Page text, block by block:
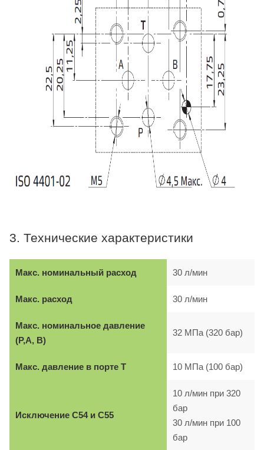
3. Технические характеристики
Макс. номинальный расход 30 л/мин
Макс. расход 30 л/мин
Макс. номинальное давление
(P,A, B)
32 МПа (320 бар)
Макс. давление в порте T 10 МПа (100 бар)
Исключение C54 и C55
10 л/мин при 320
бар
30 л/мин при 100
бар